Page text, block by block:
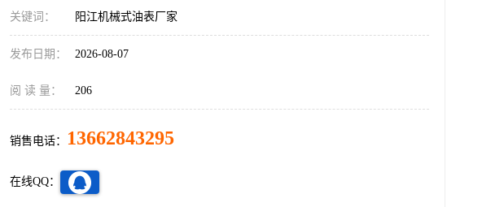
关键词： 阳江机械式油表厂家
发布日期： 2026-08-07
阅 读 量： 206
销售电话： 13662843295
在线QQ：